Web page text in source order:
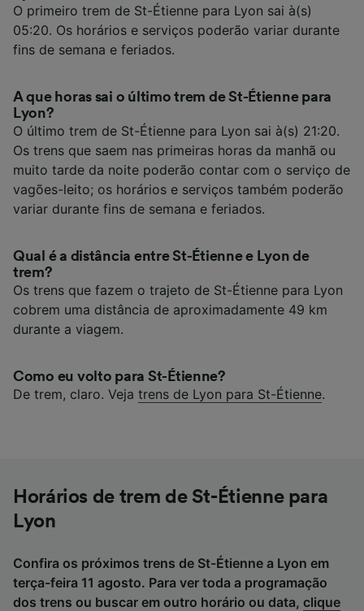
O primeiro trem de St-Étienne para Lyon sai à(s)
05:20. Os horários e serviços poderão variar durante
fins de semana e feriados.
A que horas sai o último trem de St-Étienne para
Lyon?
O último trem de St-Étienne para Lyon sai à(s) 21:20.
Os trens que saem nas primeiras horas da manhã ou
muito tarde da noite poderão contar com o serviço de
vagões-leito; os horários e serviços também poderão
variar durante fins de semana e feriados.
Qual é a distância entre St-Étienne e Lyon de
trem?
Os trens que fazem o trajeto de St-Étienne para Lyon
cobrem uma distância de aproximadamente 49 km
durante a viagem.
Como eu volto para St-Étienne?
De trem, claro. Veja trens de Lyon para St-Étienne.
Horários de trem de St-Étienne para
Lyon
Confira os próximos trens de St-Étienne a Lyon em
terça-feira 11 agosto. Para ver toda a programação
dos trens ou buscar em outro horário ou data, clique